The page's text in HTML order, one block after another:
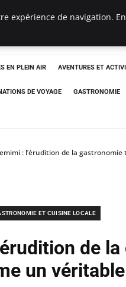
EN PLEIN AIR AVENTURES ET
DE VOYAGE GASTRONOMIE
: l’érudition de la
ET CUISINE LOCALE
de
un
expérience de navigation.